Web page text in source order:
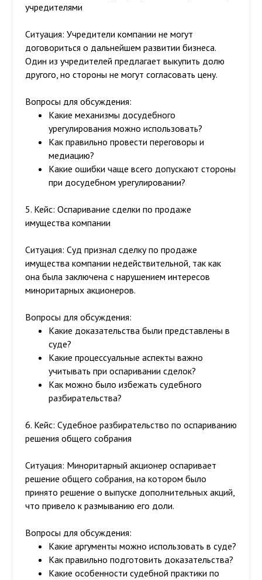
учредителями
Ситуация: Учредители компании не могут
договориться о дальнейшем развитии бизнеса.
Один из учредителей предлагает выкупить долю
другого, но стороны не могут согласовать цену.
Вопросы для обсуждения:
Какие механизмы досудебного
урегулирования можно использовать?
Как правильно провести переговоры и
медиацию?
Какие ошибки чаще всего допускают стороны
при досудебном урегулировании?
5. Кейс: Оспаривание сделки по продаже
имущества компании
Ситуация: Суд признал сделку по продаже
имущества компании недействительной, так как
она была заключена с нарушением интересов
миноритарных акционеров.
Вопросы для обсуждения:
Какие доказательства были представлены в
суде?
Какие процессуальные аспекты важно
учитывать при оспаривании сделок?
Как можно было избежать судебного
разбирательства?
6. Кейс: Судебное разбирательство по оспариванию
решения общего собрания
Ситуация: Миноритарный акционер оспаривает
решение общего собрания, на котором было
принято решение о выпуске дополнительных акций,
что привело к размыванию его доли.
Вопросы для обсуждения:
Какие аргументы можно использовать в суде?
Как правильно подготовить доказательства?
Какие особенности судебной практики по